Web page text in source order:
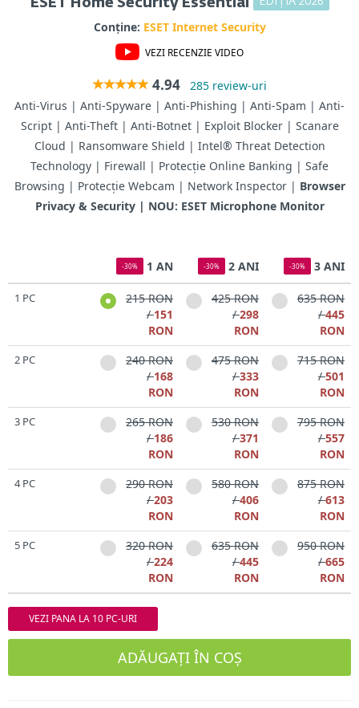
ESET Home Security Essential
Conține: ESET Internet Security
VEZI RECENZIE VIDEO
4.94
285 review-uri
Anti-Virus | Anti-Spyware | Anti-Phishing | Anti-Spam | Anti-
Script | Anti-Theft | Anti-Botnet | Exploit Blocker | Scanare
Cloud | Ransomware Shield | Intel® Threat Detection
Technology | Firewall | Protecție Online Banking | Safe
Browsing | Protecție Webcam | Network Inspector | Browser
Privacy & Security | NOU: ESET Microphone Monitor
-30% 1 AN -30% 2 ANI -30% 3 ANI
1 PC
215 RON
/151
RON
425 RON
/298
RON
635 RON
/445
RON
2 PC
240 RON
/168
RON
475 RON
/333
RON
715 RON
/501
RON
3 PC
265 RON
/186
RON
530 RON
/371
RON
795 RON
/557
RON
4 PC
290 RON
/203
RON
580 RON
/406
RON
875 RON
/613
RON
5 PC
320 RON
/224
RON
635 RON
/445
RON
950 RON
/665
RON
VEZI PANA LA 10 PC-URI